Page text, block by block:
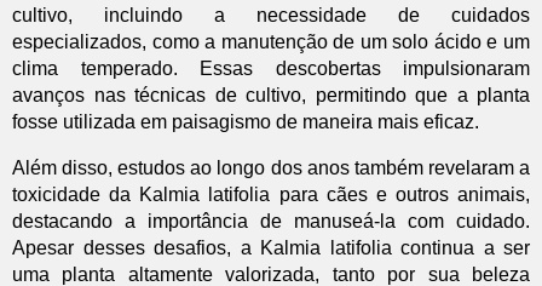
cultivo, incluindo a necessidade de cuidados
especializados, como a manutenção de um solo ácido e um
clima temperado. Essas descobertas impulsionaram
avanços nas técnicas de cultivo, permitindo que a planta
fosse utilizada em paisagismo de maneira mais eficaz.
Além disso, estudos ao longo dos anos também revelaram a
toxicidade da Kalmia latifolia para cães e outros animais,
destacando a importância de manuseá-la com cuidado.
Apesar desses desafios, a Kalmia latifolia continua a ser
uma planta altamente valorizada, tanto por sua beleza